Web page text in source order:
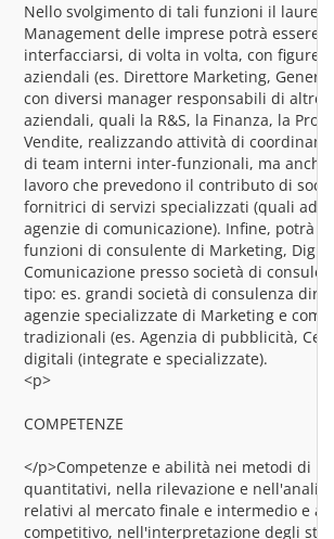
Nello svolgimento di tali funzioni il
Management delle imprese potrà essere
interfacciarsi, di volta in volta, con figure
aziendali (es. Direttore Marketing,
con diversi manager responsabili di altre
aziendali, quali la R&S, la Finanza, la
Vendite, realizzando attività di
di team interni inter-funzionali, ma
lavoro che prevedono il contributo di
fornitrici di servizi specializzati (quali ad
agenzie di comunicazione). Infine, potrà
funzioni di consulente di Marketing,
Comunicazione presso società di
tipo: es. grandi società di consulenza
agenzie specializzate di Marketing e
tradizionali (es. Agenzia di pubblicità,
<p>
COMPETENZE
</p>Competenze e abilità nei metodi di
quantitativi, nella rilevazione e
relativi al mercato finale e intermedio e
competitivo, nell'interpretazione degli